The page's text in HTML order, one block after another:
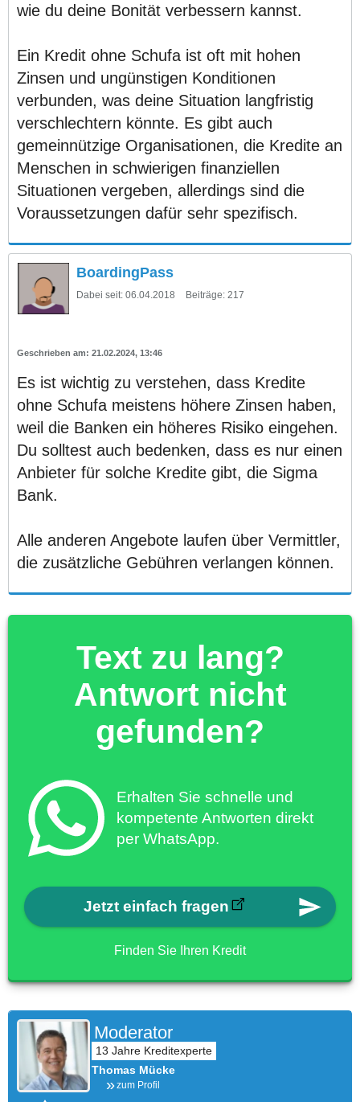
wie du deine Bonität verbessern kannst.
Ein Kredit ohne Schufa ist oft mit hohen
Zinsen und ungünstigen Konditionen
verbunden, was deine Situation langfristig
verschlechtern könnte. Es gibt auch
gemeinnützige Organisationen, die Kredite an
Menschen in schwierigen finanziellen
Situationen vergeben, allerdings sind die
Voraussetzungen dafür sehr spezifisch.
BoardingPass
Dabei seit: 06.04.2018 Beiträge: 217
21.02.2024, 13:46
Es ist wichtig zu verstehen, dass Kredite
ohne Schufa meistens höhere Zinsen haben,
weil die Banken ein höheres Risiko eingehen.
Du solltest auch bedenken, dass es nur einen
Anbieter für solche Kredite gibt, die Sigma
Bank.
Alle anderen Angebote laufen über Vermittler,
die zusätzliche Gebühren verlangen können.
Text zu lang?
Antwort nicht
gefunden?
Erhalten Sie schnelle und
kompetente Antworten direkt
per WhatsApp.
Jetzt einfach fragen
Finden Sie Ihren Kredit
Moderator
Thomas Mücke
zum Profil